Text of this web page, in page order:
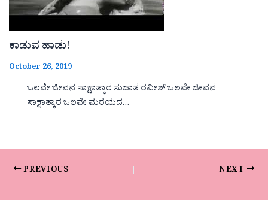
ಕಾಡುವ ಹಾಡು!
October 26, 2019
ಒಲವೇ ಜೀವನ ಸಾಕ್ಷಾತ್ಕಾರ ಸುಜಾತ ರವೀಶ್ ಒಲವೇ ಜೀವನ
ಸಾಕ್ಷಾತ್ಕಾರ ಒಲವೇ ಮರೆಯದ…
PREVIOUS NEXT